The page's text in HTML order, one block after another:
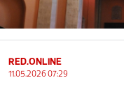
RED.ONLINE
11.05.2026 07:29